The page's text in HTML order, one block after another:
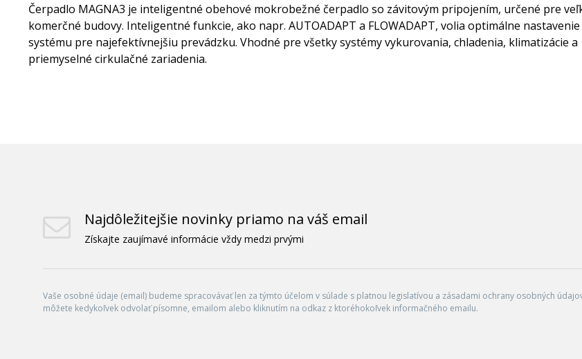
Čerpadlo MAGNA3 je inteligentné obehové mokrobežné čerpadlo so závitovým pripojením, určené pre
komerčné budovy. Inteligentné funkcie, ako napr. AUTOADAPT a FLOWADAPT, volia optimálne nastavenie
systému pre najefektívnejšiu prevádzku. Vhodné pre všetky systémy vykurovania, chladenia, klimatizácie a
priemyselné cirkulačné zariadenia.
Najdôležitejšie novinky priamo na váš email
Získajte zaujímavé informácie vždy medzi prvými
Vaše osobné údaje (email) budeme spracovávať len za týmto účelom v súlade s platnou legislatívou a zásadami ochrany osobných
môžete kedykoľvek odvolať písomne, emailom alebo kliknutím na odkaz z ktoréhokoľvek informačného emailu.